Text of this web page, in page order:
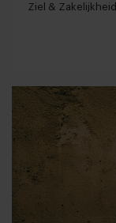
Ziel & Zakelijkheid